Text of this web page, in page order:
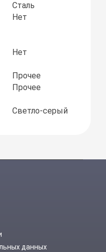
Сталь
Нет
Нет
Прочее
Прочее
Светло-серый
данных